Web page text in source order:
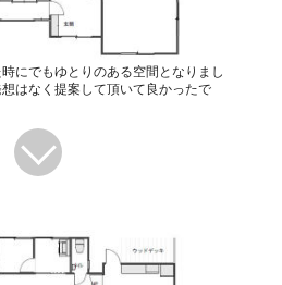
にでもゆとりのある空間となりまし
はなく提案して頂いて良かったで